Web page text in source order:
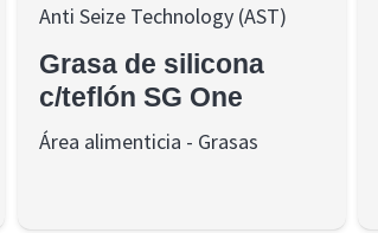
Anti Seize Technology (AST)
Grasa de silicona
c/teflón SG One
Área alimenticia - Grasas